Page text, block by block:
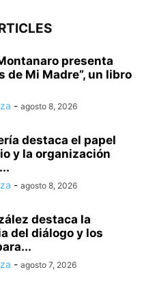
presenta
de Mi Madre”, un libro
- agosto 8, 2026
destaca el papel
y la organización
- agosto 8, 2026
destaca la
del diálogo y los
- agosto 7, 2026